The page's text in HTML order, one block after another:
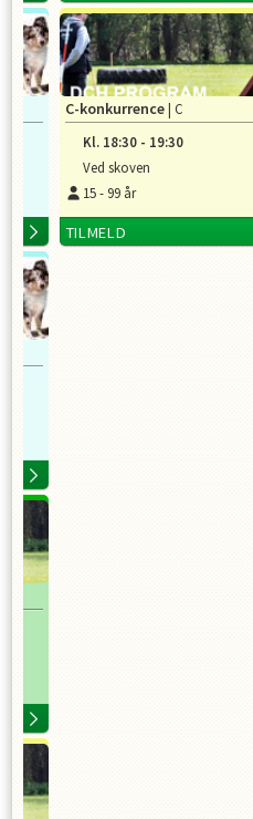
C-konkurrence| C
Kl. 18:30 - 19:30
Ved skoven
15- 99 år
TILMELD